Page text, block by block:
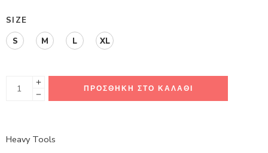
SIZE
S
M L XL
ΠΡΟΣΘΉΚΗ ΣΤΟ ΚΑΛΆΘΙ
Heavy Tools